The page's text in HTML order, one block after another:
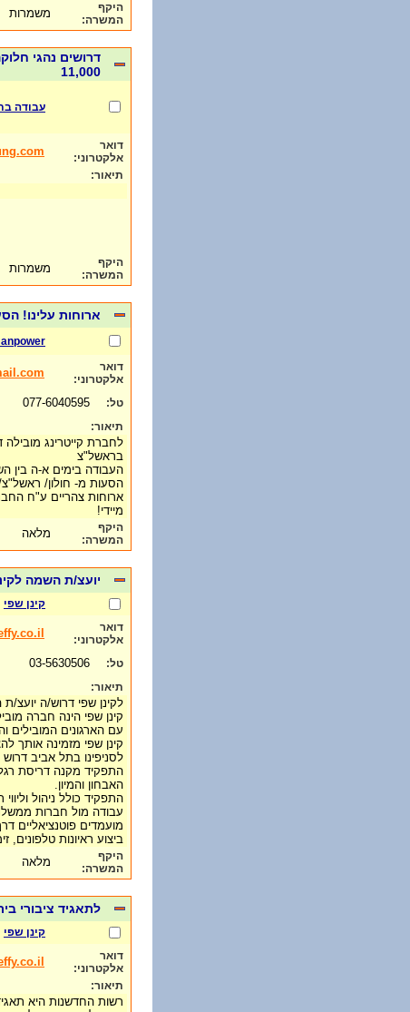
היקף
המשרה:
משמרות
11,000
עבודה
דואר
אלקטרוני:
תיאור:
היקף
המשרה:
משמרות
ארוחות עלינו!
דואר
אלקטרוני:
טל:
תיאור:
לחברת קייטרינג
בראשל"צ
העבודה בימים א-ה בין השעות
הסעות מ- חולון/
ארוחות צהריים ע"ח
מיידי!
היקף
המשרה:
מלאה
יועצ/ת השמה
קינן שפי
דואר
אלקטרוני:
טל:
תיאור:
לקינן שפי דרוש/ה יועצ/
קינן שפי הינה חברה
עם הארגונים המובילים
קינן שפי מזמינה אותך
לסניפינו בתל אביב
התפקיד מקנה דריסת
האבחון והמיון.
התפקיד כולל ניהול
עבודה מול חברות
מועמדים פוטנציאליים
ביצוע ראיונות טלפונים,
היקף
המשרה:
מלאה
לתאגיד ציבורי
קינן שפי
דואר
אלקטרוני:
תיאור:
רשות החדשנות היא